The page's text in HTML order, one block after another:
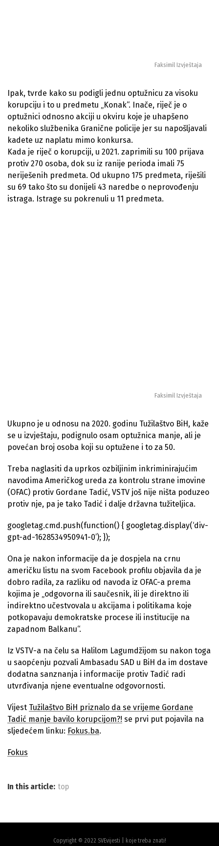
Faksimil Izvještaja
Ipak, tvrde kako su podigli jednu optužnicu za visoku
korupciju i to u predmetu „Konak“. Inače, riječ je o
optužnici odnosno akciji u okviru koje je uhapšeno
nekoliko službenika Granične policije jer su napošljavali
kadete uz naplatu mimo konkursa.
Kada je riječ o korupciji, u 2021. zaprimili su 100 prijava
protiv 270 osoba, dok su iz ranije perioda imali 75
neriješenih predmeta. Od ukupno 175 predmeta, riješili
su 69 tako što su donijeli 43 naredbe o neprovođenju
istraga. Istrage su pokrenuli u 11 predmeta.
Faksimil Izvještaja
Ukupno je u odnosu na 2020. godinu Tužilaštvo BiH, kaže
se u izvještaju, podignulo osam optužnica manje, ali je
povećan broj osoba koji su optužene i to za 50.
Treba naglasiti da uprkos ozbiljinim inkriminirajućim
navodima Američkog ureda za kontrolu strane imovine
(OFAC) protiv Gordane Tadić, VSTV još nije ništa poduzeo
protiv nje, pa je tako Tadić i dalje državna tužiteljica.
googletag.cmd.push(function() { googletag.display(‘div-
gpt-ad-1628534950941-0’); });
Ona je nakon informacije da je dospjela na crnu
američku listu na svom Facebook profilu objavila da je
dobro radila, za razliku od navoda iz OFAC-a prema
kojima je „odgovorna ili saučesnik, ili je direktno ili
indirektno učestvovala u akcijama i politikama koje
potkopavaju demokratske procese ili institucije na
zapadnom Balkanu“.
Iz VSTV-a na čelu sa Halilom Lagumdžijom su nakon toga
u saopćenju pozvali Ambasadu SAD u BiH da im dostave
dodatna sanznanja i informacije protiv Tadić radi
utvrđivanja njene eventualne odgovornosti.
Vijest Tužilaštvo BiH priznalo da se vrijeme Gordane
Tadić manje bavilo korupcijom?! se prvi put pojavila na
sljedećem linku: Fokus.ba.
Fokus
In this article: top
Copyright © 2022 SVEvijesti | koje treba znati!